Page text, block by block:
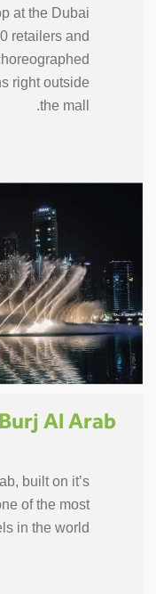
at the Dubai
retailers and
right outside
the mall.
Burj Al Arab
built on it’s
of the most
in the world.